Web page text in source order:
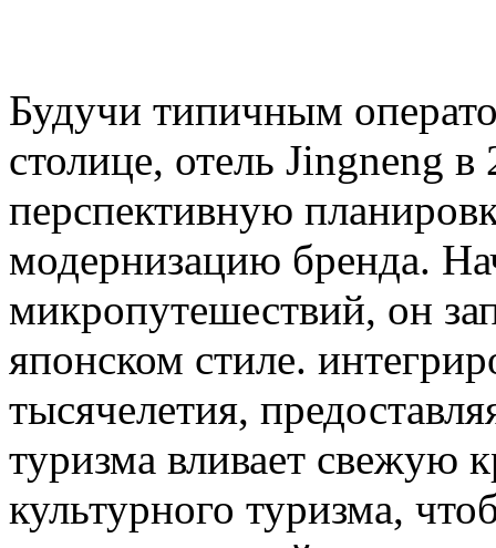
Будучи типичным
столице, отель Jingneng в
перспективную
модернизацию бренда.
микропутешествий, он
японском стиле.
тысячелетия,
туризма вливает свежую
культурного туризма,